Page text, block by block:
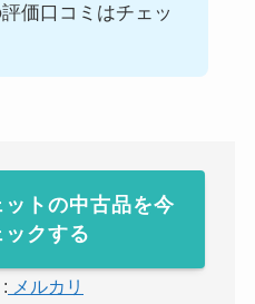
価口コミはチェッ
トの中古品を今
クする
メルカリ